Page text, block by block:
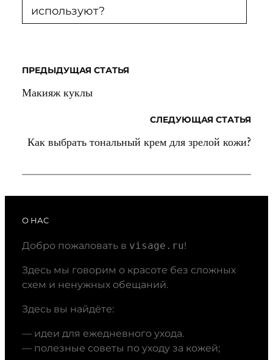
используют?
ПРЕДЫДУЩАЯ СТАТЬЯ
Макияж куклы
СЛЕДУЮЩАЯ СТАТЬЯ
Как выбрать тональный крем для зрелой кожи?
О НАС
Добро пожаловать в visage.ru!
Здесь мы говорим о красоте без сложных
схем и ненужных обещаний.
Здесь вы найдёте:
— идеи для ежедневного ухода.
— полезные советы по уходу за кожей;